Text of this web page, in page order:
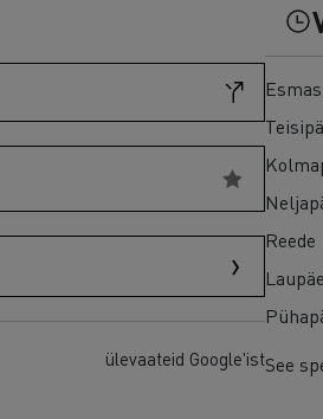
Kasutatud veokid
ülevaateid Google'ist
Reede
See